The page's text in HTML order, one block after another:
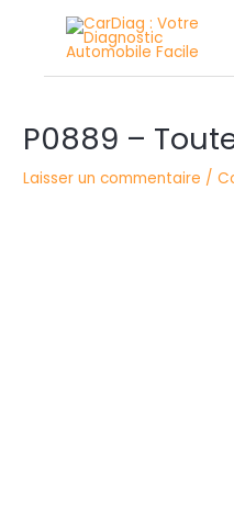
P0889 –
Laisser un commentaire /
articles